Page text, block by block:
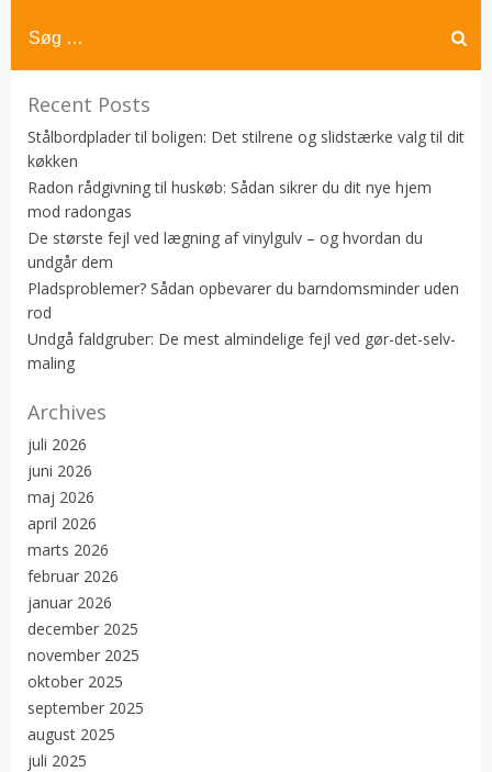
Recent Posts
Stålbordplader til boligen: Det stilrene og slidstærke valg til dit
køkken
Radon rådgivning til huskøb: Sådan sikrer du dit nye hjem
mod radongas
De største fejl ved lægning af vinylgulv – og hvordan du
undgår dem
Pladsproblemer? Sådan opbevarer du barndomsminder uden
rod
Undgå faldgruber: De mest almindelige fejl ved gør-det-selv-
maling
Archives
juli 2026
juni 2026
maj 2026
april 2026
marts 2026
februar 2026
januar 2026
december 2025
november 2025
oktober 2025
september 2025
august 2025
juli 2025